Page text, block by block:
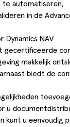
te automatiseren;
in de
Dynamics NAV
gecertificeerde
makkelijk
biedt de
u
kunt u eenvoudig